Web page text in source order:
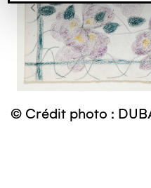
© Crédit photo :